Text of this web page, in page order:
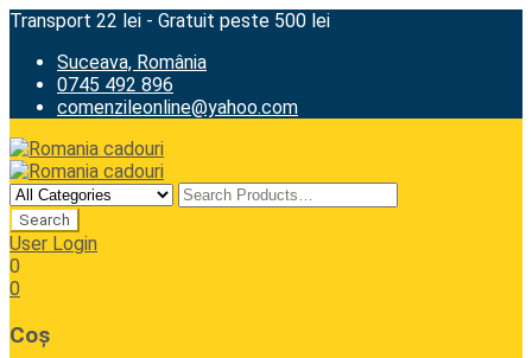
Transport 22 lei - Gratuit peste 500 lei
Suceava, România
0745 492 896
comenzileonline@yahoo.com
User Login
0
0
Coș